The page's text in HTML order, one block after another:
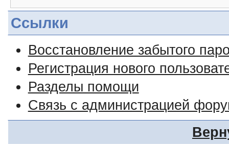
Ссылки
Восстановление забытого
Регистрация нового
Разделы помощи
Связь с администрацией